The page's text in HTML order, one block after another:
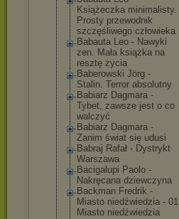
Książeczka minimalisty.
Prosty przewodnik
szczęśliwego człowieka
Babauta Leo - Nawyki
zen. Mała książka na
resztę życia
Baberowski Jörg -
Stalin. Terror absolutny
Babiarz Dagmara -
Tybet, zawsze jest o co
walczyć
Babiarz Dagmara -
Zanim świat się udusi
Babraj Rafał - Dystrykt
Warszawa
Bacigalupi Paolo -
Nakręcana dziewczyna
Backman Fredrik -
Miasto niedźwiedzia - 01
Miasto niedźwiedzia